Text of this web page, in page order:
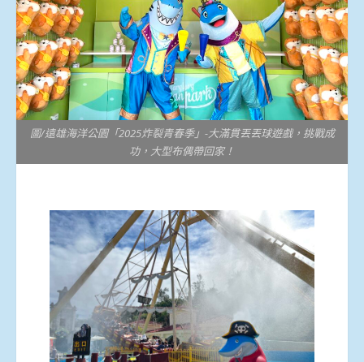
圖/遠雄海洋公園「2025炸裂青春季」-大滿貫丟丟球遊戲，挑戰成
功，大型布偶帶回家！